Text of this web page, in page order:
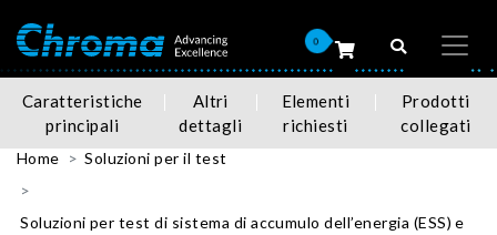
0
Caratteristiche
principali
Altri
dettagli
Elementi
richiesti
Prodotti
collegati
Home Soluzioni per il test
Soluzioni per test di sistema di accumulo dell’energia (ESS) e